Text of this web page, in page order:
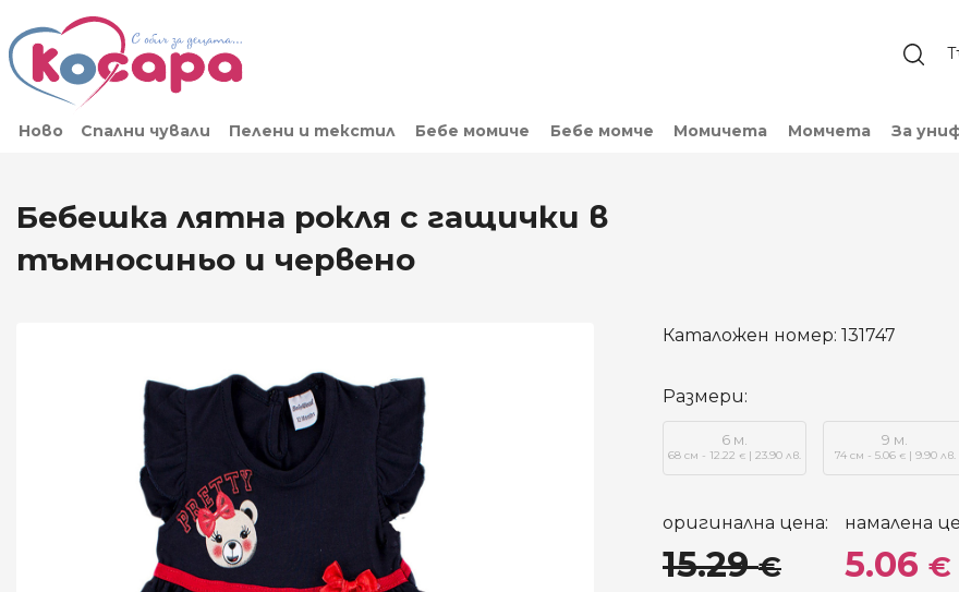
Ново Спални чували Пелени и текстил Бебе момиче Бебе момче Момичета Момчета За
Бебешка лятна рокля с гащички в
тъмносиньо и червено
Каталожен номер: 131747
оригинална цена:
15.29€
намалена
5.06 €
Размери:
6 м.
68 см - 12.22 € | 23.90 лв.
9 м.
74 см - 5.06 €| 9.90 лв.